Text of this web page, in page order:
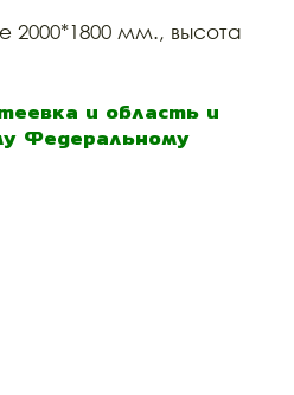
2000*1800 мм., высота
и область и
Федеральному